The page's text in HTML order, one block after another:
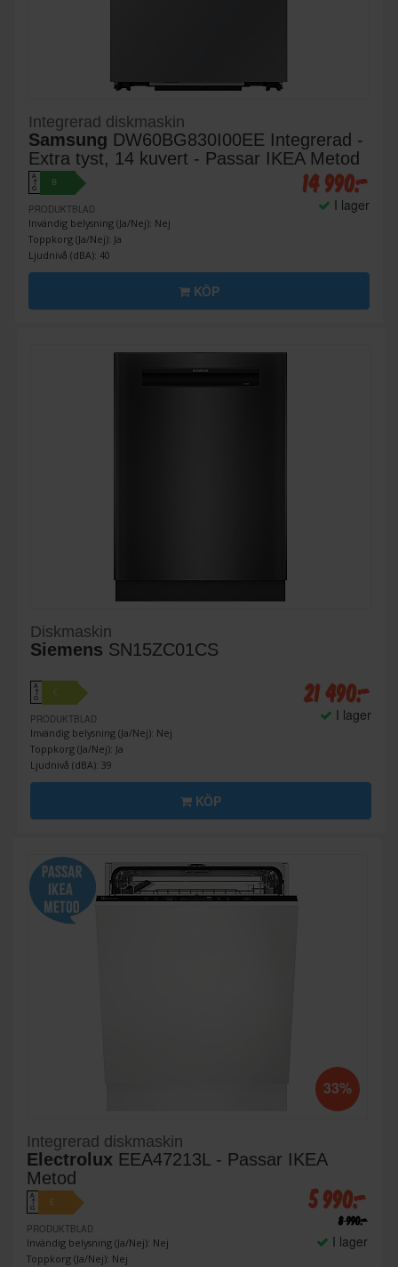
Integrerad diskmaskin
Samsung DW60BG830I00EE Integrerad -
Extra tyst, 14 kuvert - Passar IKEA Metod
A
↑
G
B
PRODUKTBLAD
Invändig belysning (Ja/Nej): Nej
Toppkorg (Ja/Nej): Ja
Ljudnivå (dBA): 40
14 990:-
I lager
KÖP
Diskmaskin
Siemens SN15ZC01CS
A
↑
G
C
PRODUKTBLAD
Invändig belysning (Ja/Nej): Nej
Toppkorg (Ja/Nej): Ja
Ljudnivå (dBA): 39
21 490:-
I lager
KÖP
33%
Integrerad diskmaskin
Electrolux EEA47213L - Passar IKEA
Metod
A
↑
G
E
PRODUKTBLAD
Invändig belysning (Ja/Nej): Nej
Toppkorg (Ja/Nej): Nej
5 990:-
8 990:-
I lager